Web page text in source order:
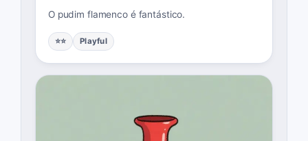
O pudim flamenco é fantástico.
⭐⭐ Playful